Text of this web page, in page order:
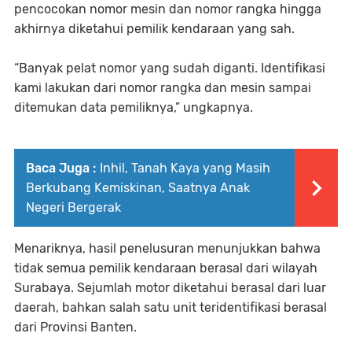
pencocokan nomor mesin dan nomor rangka hingga
akhirnya diketahui pemilik kendaraan yang sah.
“Banyak pelat nomor yang sudah diganti. Identifikasi
kami lakukan dari nomor rangka dan mesin sampai
ditemukan data pemiliknya,” ungkapnya.
Baca Juga : Inhil, Tanah Kaya yang Masih
Berkubang Kemiskinan, Saatnya Anak
Negeri Bergerak
Menariknya, hasil penelusuran menunjukkan bahwa
tidak semua pemilik kendaraan berasal dari wilayah
Surabaya. Sejumlah motor diketahui berasal dari luar
daerah, bahkan salah satu unit teridentifikasi berasal
dari Provinsi Banten.